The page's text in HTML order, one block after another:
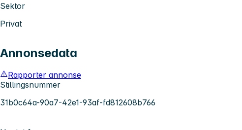
Sektor
Privat
Annonsedata
Rapporter annonse
Stillingsnummer
31b0c64a-90a7-42e1-93af-fd812608b766